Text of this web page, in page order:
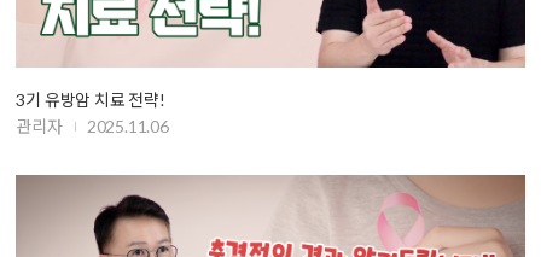
3기 유방암 치료 전략!
관리자
2025.11.06